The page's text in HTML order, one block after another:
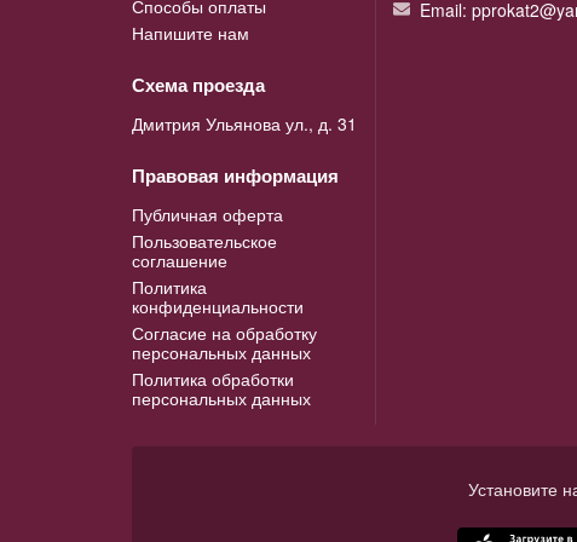
Способы оплаты
Напишите нам
Схема проезда
Дмитрия Ульянова ул., д. 31
Правовая информация
Публичная оферта
Пользовательское
соглашение
Политика
конфиденциальности
Согласие на обработку
персональных данных
Политика обработки
персональных данных
Email:
Установите